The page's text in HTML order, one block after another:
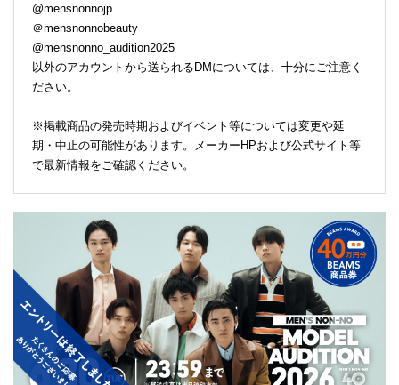
@mensnonnojp
＠mensnonnobeauty
@mensnonno_audition2025
以外のアカウントから送られるDMについては、十分にご注意く
ださい。
※掲載商品の発売時期およびイベント等については変更や延
期・中止の可能性があります。メーカーHPおよび公式サイト等
で最新情報をご確認ください。